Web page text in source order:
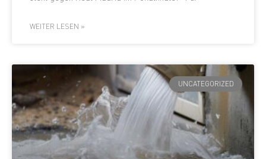
WEITER LESEN »
UNCATEGORIZED